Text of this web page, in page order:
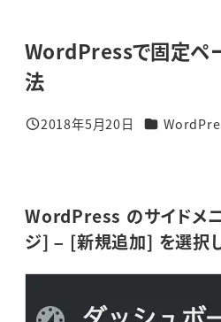
WordPressで固定ペ
法
投稿日
2018年5月20日 カテゴリー
WordPress のサイドメ
ジ] – [新規追加] を選択し